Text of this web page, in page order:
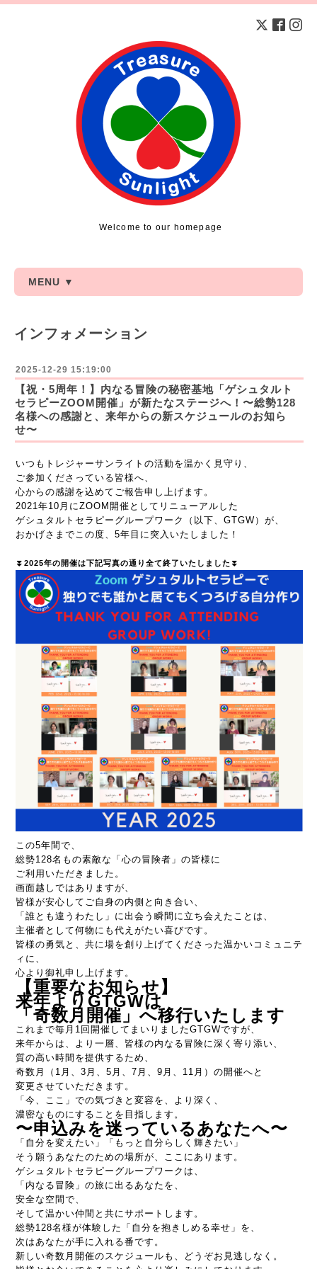
Welcome to our homepage
MENU ▼
インフォメーション
2025-12-29 15:19:00
【祝・5周年！】内なる冒険の秘密基地「ゲシュタルト
セラピーZOOM開催」が新たなステージへ！〜総勢128
名様への感謝と、来年からの新スケジュールのお知ら
せ〜
いつもトレジャーサンライトの活動を温かく見守り、
ご参加くださっている皆様へ、
心からの感謝を込めてご報告申し上げます。
2021年10月にZOOM開催としてリニューアルした
ゲシュタルトセラピーグループワーク（以下、GTGW） が、
おかげさまでこの度、 5年目 に突入いたしました！
⏬️2025年の開催は下記写真の通り全て終了いたしました⏬️
この5年間で、
総勢128名 もの素敵な「心の冒険者」の皆様に
ご利用いただきました。
画面越しではありますが、
皆様が安心してご自身の内側と向き合い、
「誰とも違う わたし 」に出会う瞬間に立ち会えたことは、
主催者として何物にも代えがたい喜びです。
皆様の勇気と、共に場を創り上げてくださった温かいコミュニテ
ィに、
心より御礼申し上げます。
【重要なお知らせ】
来年よりGTGWは
「奇数月開催」へ移行いたします
これまで毎月1回開催してまいりましたGTGWですが、
来年からは、より一層、皆様の内なる冒険に深く寄り添い、
質の高い時間を提供するため、
奇数月（1月、3月、5月、7月、9月、11月）の開催へと
変更させていただきます。
「今、ここ」 での気づきと変容を、より深く、
濃密なものにすることを目指します。
〜申込みを迷っているあなたへ〜
「自分を変えたい」「もっと自分らしく輝きたい」
そう願うあなたのための場所が、ここにあります。
ゲシュタルトセラピーグループワークは、
「内なる冒険」 の旅に出るあなたを、
安全な空間で、
そして温かい仲間と共にサポートします。
総勢128名様が体験した「自分を抱きしめる幸せ」を、
次はあなたが手に入れる番です。
新しい奇数月開催のスケジュールも、どうぞお見逃しなく。